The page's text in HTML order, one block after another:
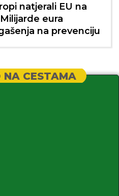
natjerali EU na
eura
na prevenciju
NA CESTAMA